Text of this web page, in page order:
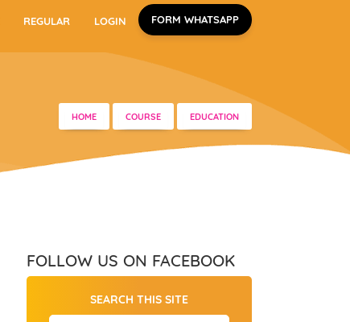
FORM WHATSAPP
REGULAR LOGIN
HOME COURSE EDUCATION
FOLLOW US ON FACEBOOK
SEARCH THIS SITE